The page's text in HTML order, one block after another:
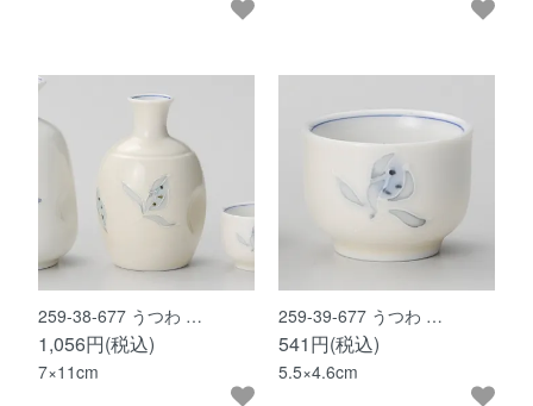
259-38-677 うつわ …
1,056円(税込)
7×11cm
259-39-677 うつわ …
541円(税込)
5.5×4.6cm